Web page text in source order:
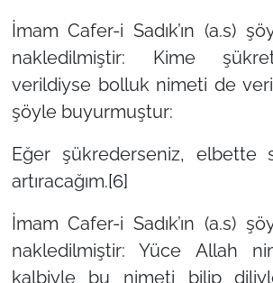
İmam Cafer-i Sadık’ın (a.s)
nakledilmiştir: Kime
verildiyse bolluk nimeti de
şöyle buyurmuştur:
Eğer şükrederseniz, elbette
artıracağım.[6]
İmam Cafer-i Sadık’ın (a.s)
nakledilmiştir: Yüce Allah
kalbiyle bu nimeti bilip